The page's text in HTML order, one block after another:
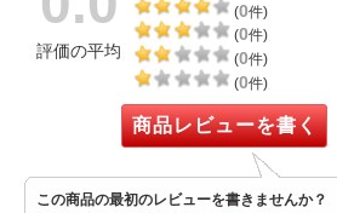
評価の平均
(0件)
(0件)
(0件)
(0件)
商品レビューを書く
この商品の最初のレビューを書きませんか？